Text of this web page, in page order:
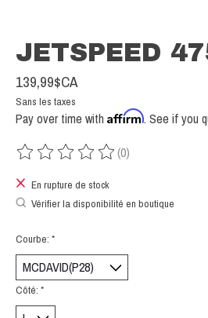
JETSPEED
139,99$CA
Sans les taxes
Pay over time with Affirm. See if you
Ce produit est évalué à
(0)
En rupture de stock
Vérifier la disponibilité en boutique
Courbe: *
Côté: *